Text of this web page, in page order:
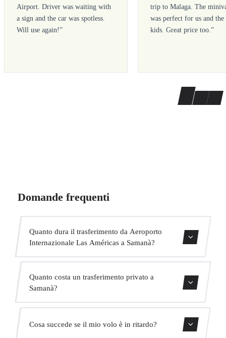
Airport. Driver was waiting with
a sign and the car was spotless.
Will use again!”
trip to Malaga. The
was perfect for us and the
kids. Great price too.”
Domande frequenti
Quanto dura il trasferimento da Aeroporto
Internazionale Las Américas a Samanà?
Quanto costa un trasferimento privato a
Samanà?
prezzo fisso immediato. Senza costi nascosti.
Cosa succede se il mio volo è in ritardo?